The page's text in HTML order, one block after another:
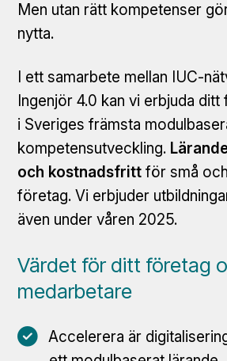
Men utan rätt kompetenser
nytta.
I ett samarbete mellan IUC-
Ingenjör 4.0 kan vi erbjuda
i Sveriges främsta
kompetensutveckling.
och kostnadsfritt för små
företag. Vi erbjuder
även under våren 2025.
Värdet för ditt företag
medarbetare
Accelerera är